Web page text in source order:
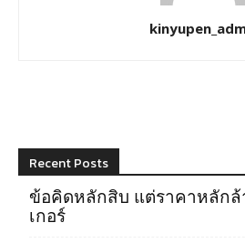
Recent Posts
ข้อคิดหลักสิบ แต่ราคาหลักล้
เกอร์